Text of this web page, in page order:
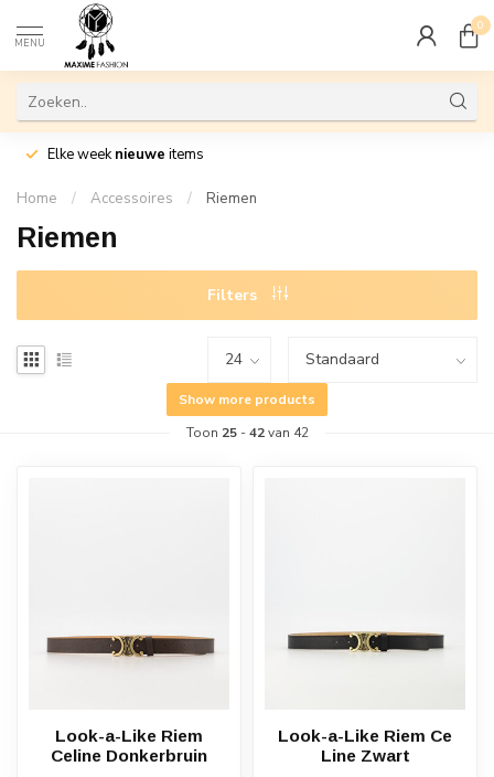
MENU
0
Elke weeknieuwe items
Home / Accessoires / Riemen
Riemen
Filters
Show more products
Toon 25-42van 42
Look-a-Like Riem
Celine Donkerbruin
Look-a-Like Riem Ce
Line Zwart